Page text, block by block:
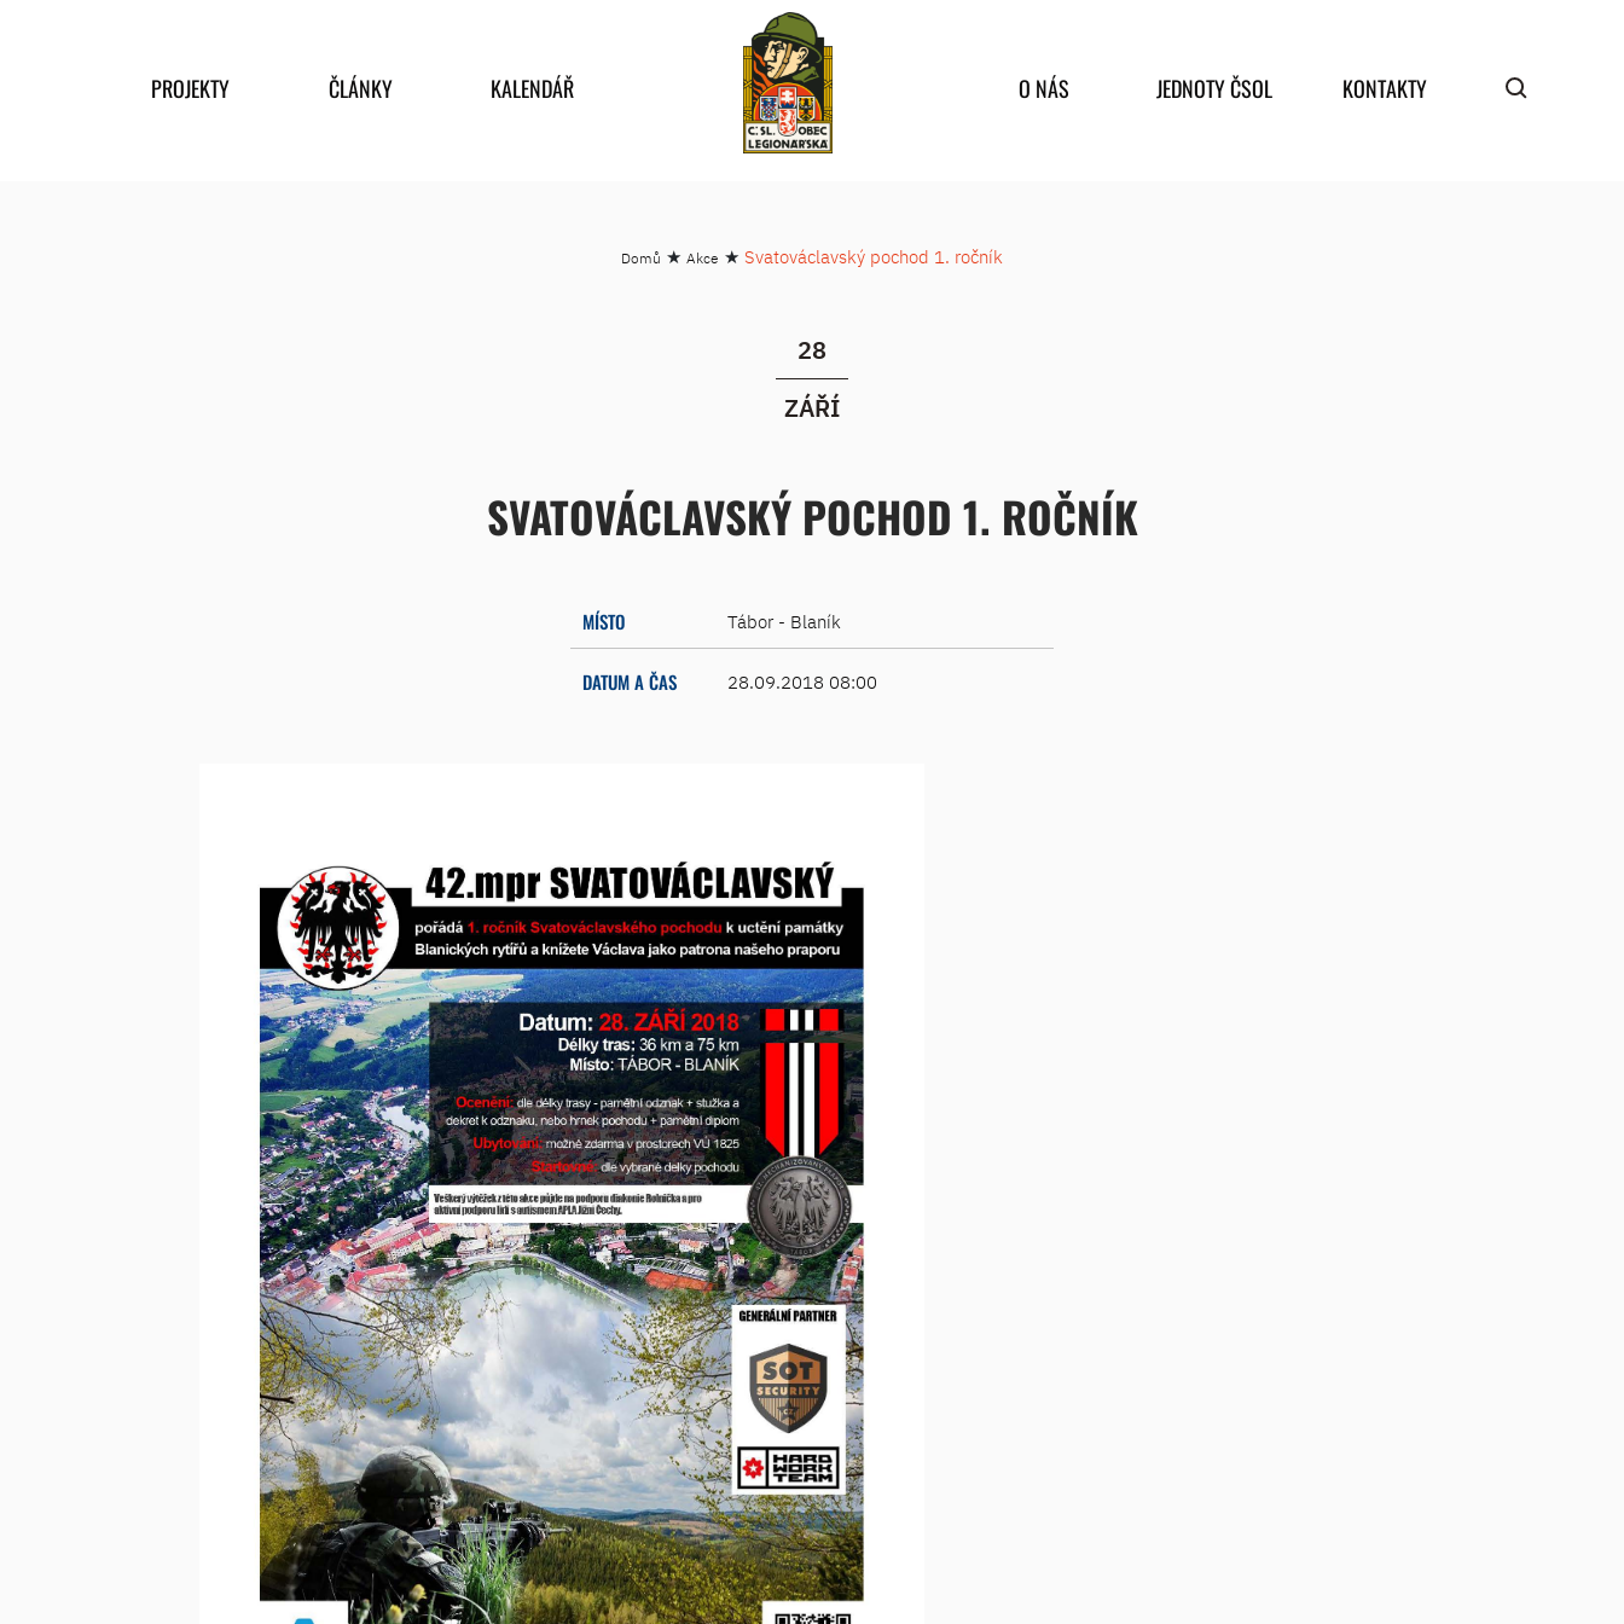
PROJEKTY ČLÁNKY KALENDÁŘ O NÁS JEDNOTY ČSOL KONTAKTY
Domů ★ Akce ★ Svatováclavský pochod 1. ročník
28
ZÁŘÍ
SVATOVÁCLAVSKÝ POCHOD 1. ROČNÍK
MÍSTO Tábor - Blaník
DATUM A ČAS 28.09.2018 08:00